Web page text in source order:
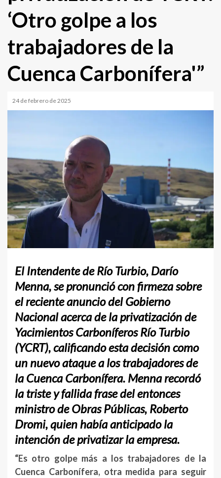
‘Otro golpe a los
trabajadores de la
Cuenca Carbonífera'”
24 de febrero de 2025
El Intendente de Río Turbio, Darío
Menna, se pronunció con firmeza sobre
el reciente anuncio del Gobierno
Nacional acerca de la privatización de
Yacimientos Carboníferos Río Turbio
(YCRT), calificando esta decisión como
un nuevo ataque a los trabajadores de
la Cuenca Carbonífera. Menna recordó
la triste y fallida frase del entonces
ministro de Obras Públicas, Roberto
Dromi, quien había anticipado la
intención de privatizar la empresa.
“Es otro golpe más a los trabajadores de la
Cuenca Carbonífera, otra medida para seguir